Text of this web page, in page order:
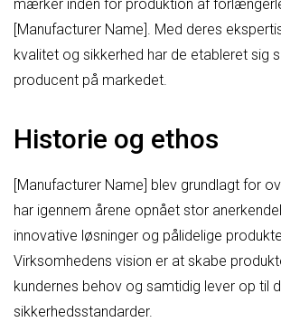
mærker inden for produktion af
[Manufacturer Name]. Med deres
kvalitet og sikkerhed har de etableret sig
producent på markedet.
Historie og ethos
[Manufacturer Name] blev grundlagt for
har igennem årene opnået stor
innovative løsninger og pålidelige
Virksomhedens vision er at skabe
kundernes behov og samtidig lever op til
sikkerhedsstandarder.